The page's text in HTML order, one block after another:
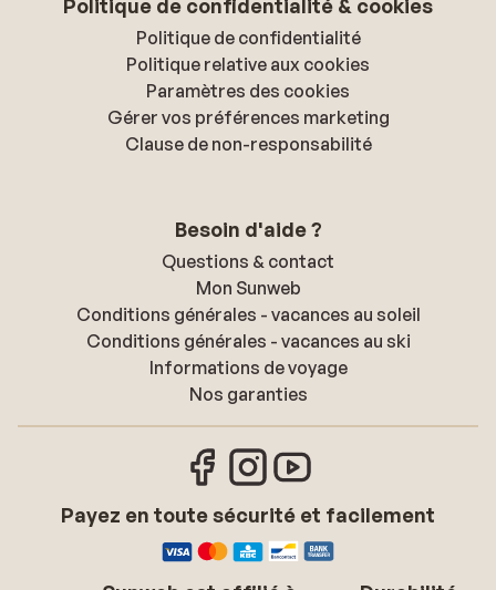
Politique de confidentialité & cookies
Politique de confidentialité
Politique relative aux cookies
Paramètres des cookies
Gérer vos préférences marketing
Clause de non-responsabilité
Besoin d'aide ?
Questions & contact
Mon Sunweb
Conditions générales - vacances au soleil
Conditions générales - vacances au ski
Informations de voyage
Nos garanties
Payez en toute sécurité et facilement